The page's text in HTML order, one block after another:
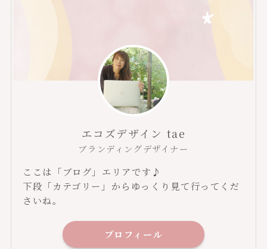
エコズデザイン tae
ブランディングデザイナー
ここは「ブログ」エリアです♪
下段「カテゴリー」からゆっくり見て行ってくだ
さいね。
プロフィール